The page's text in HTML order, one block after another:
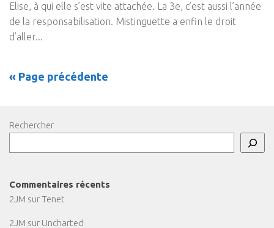
Elise, à qui elle s’est vite attachée. La 3e, c’est aussi l’année
de la responsabilisation. Mistinguette a enfin le droit
d’aller...
« Page précédente
Rechercher
Commentaires récents
2JM surTenet
2JM sur Uncharted